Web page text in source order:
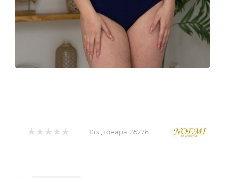
Код товара: 35276